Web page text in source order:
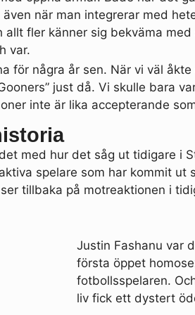
när man integrerar med
allt fler känner sig bekväma
var.
för några år sen. När vi väl
just då. Vi skulle bara
inte är lika accepterande
med hur det såg ut tidigare i
spelare som har kommit ut
tillbaka på motreaktionen i
Justin Fashanu var
första öppet
fotbollsspelaren.
liv fick ett dystert